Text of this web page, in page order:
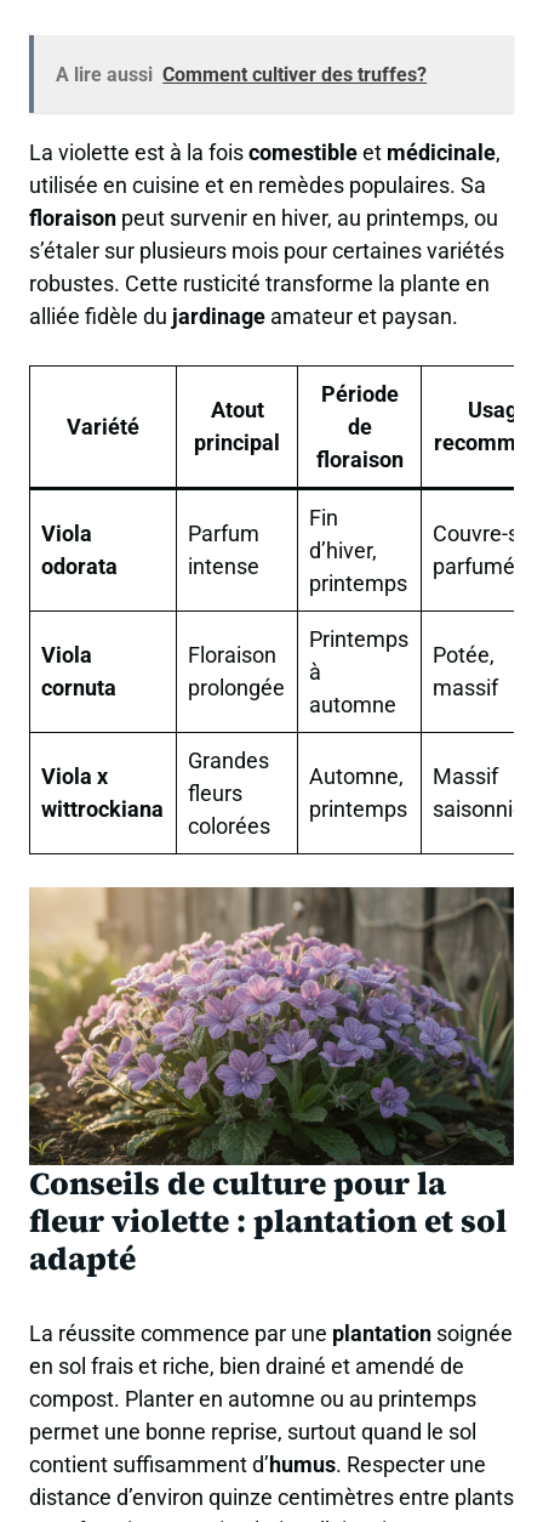
A lire aussi Comment cultiver des truffes?
La violette est à la foiscomestibleet médicinale,
utilisée en cuisine et en remèdes populaires. Sa
floraison peut survenir en hiver, au printemps, ou
s’étaler sur plusieurs mois pour certaines variétés
robustes. Cette rusticité transforme la plante en
alliée fidèle du jardinage amateur et paysan.
Variété
Atout
principal
Période
de
floraison
Usage
Viola
odorata
Parfum
intense
Fin
d’hiver,
printemps
Couvre-sol
parfumé
Viola
cornuta
Floraison
prolongée
Printemps
à
automne
Potée,
massif
Viola x
wittrockiana
Grandes
fleurs
colorées
Automne,
printemps
Massif
saisonnier
Conseils de culture pour la
fleur violette : plantation et sol
adapté
La réussite commence par une plantation soignée
en sol frais et riche, bien drainé et amendé de
compost. Planter en automne ou au printemps
permet une bonne reprise, surtout quand le sol
contient suffisamment d’humus. Respecter une
distance d’environ quinze centimètres entre plants